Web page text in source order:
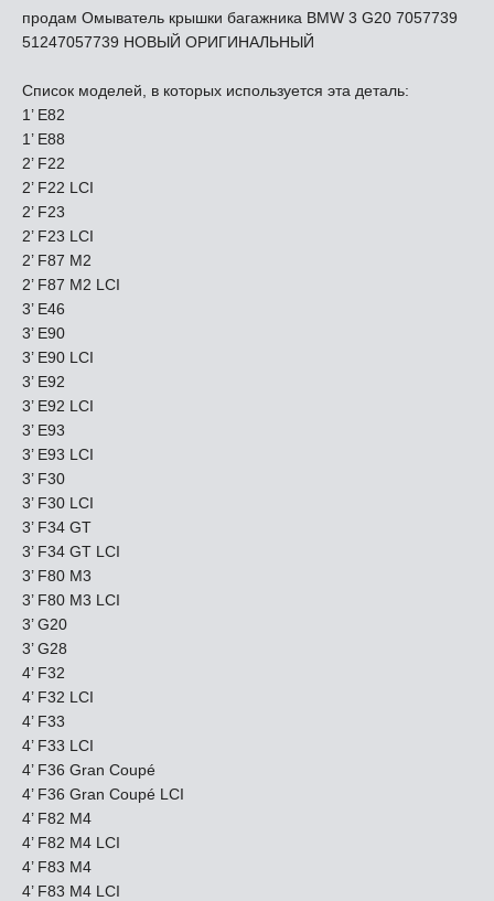
продам Омыватель крышки багажника BMW 3 G20 7057739
51247057739 НОВЫЙ ОРИГИНАЛЬНЫЙ
Список моделей, в которых используется эта деталь:
1’ E82
1’ E88
2’ F22
2’ F22 LCI
2’ F23
2’ F23 LCI
2’ F87 M2
2’ F87 M2 LCI
3’ E46
3’ E90
3’ E90 LCI
3’ E92
3’ E92 LCI
3’ E93
3’ E93 LCI
3’ F30
3’ F30 LCI
3’ F34 GT
3’ F34 GT LCI
3’ F80 M3
3’ F80 M3 LCI
3’ G20
3’ G28
4’ F32
4’ F32 LCI
4’ F33
4’ F33 LCI
4’ F36 Gran Coupé
4’ F36 Gran Coupé LCI
4’ F82 M4
4’ F82 M4 LCI
4’ F83 M4
4’ F83 M4 LCI